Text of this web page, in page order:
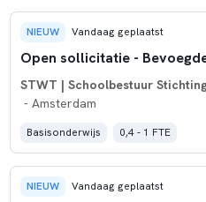
NIEUW Vandaag geplaatst
Open sollicitatie -
STWT | Schoolbestuur
- Amsterdam
Basisonderwijs 0,4 - 1 FTE
NIEUW Vandaag geplaatst